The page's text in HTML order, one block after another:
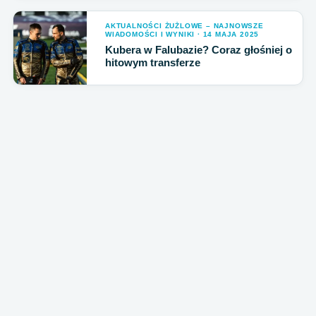
AKTUALNOŚCI ŻUŻLOWE – NAJNOWSZE
WIADOMOŚCI I WYNIKI · 14 MAJA 2025
Kubera w Falubazie? Coraz głośniej o
hitowym transferze